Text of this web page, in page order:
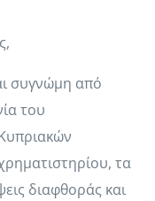
συγνώμη από
του
τα
διαφθοράς και